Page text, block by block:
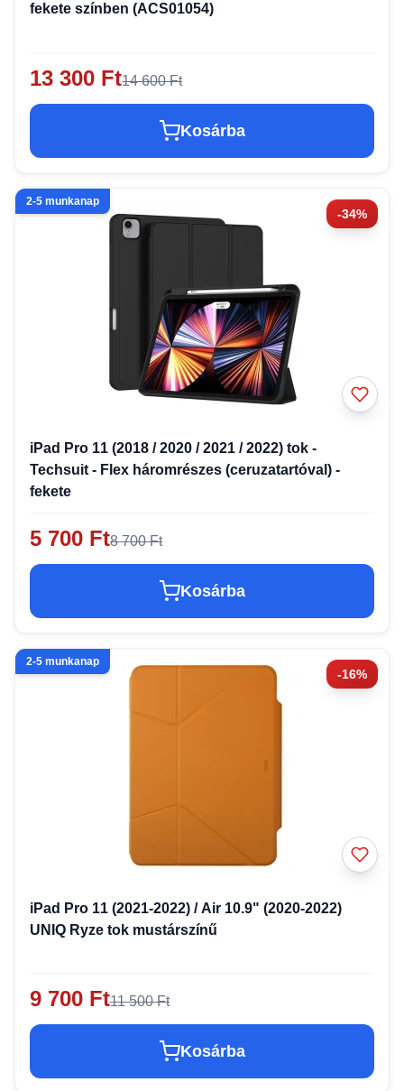
fekete színben (ACS01054)
13 300 Ft14 600 Ft
Kosárba
-34%
2-5 munkanap
iPad Pro 11 (2018 / 2020 / 2021 / 2022) tok -
Techsuit - Flex háromrészes (ceruzatartóval) -
fekete
5 700 Ft8 700 Ft
Kosárba
-16%
2-5 munkanap
iPad Pro 11 (2021-2022) / Air 10.9" (2020-2022)
UNIQ Ryze tok mustárszínű
9 700 Ft11 500 Ft
Kosárba